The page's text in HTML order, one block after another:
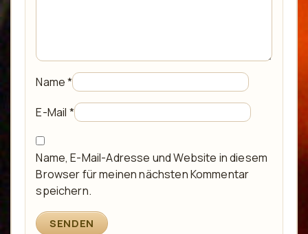
Name*
E-Mail *
Name, E-Mail-Adresse und Website in diesem
Browser für meinen nächsten Kommentar
speichern.